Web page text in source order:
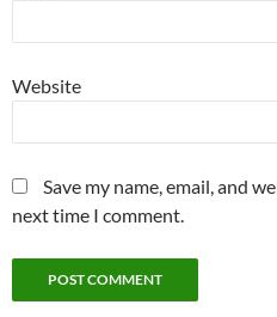
Website
Save my name, email, and
next time I comment.